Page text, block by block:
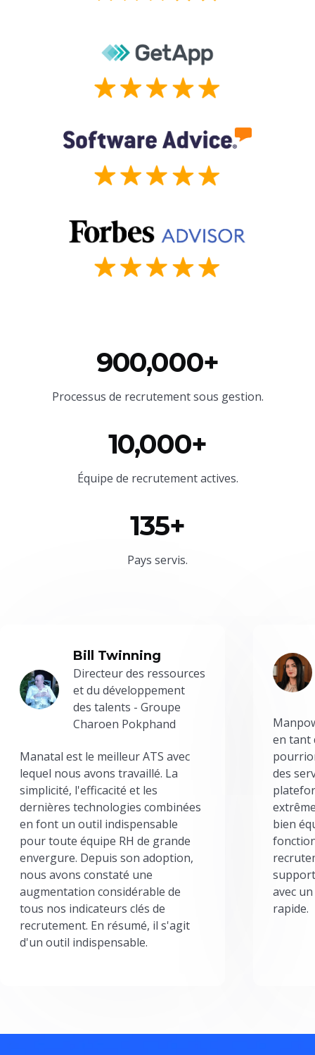
900,000+
Processus de recrutement sous gestion.
10,000+
Équipe de recrutement actives.
135+
Pays servis.
Bill Twinning
Directeur des ressources
et du développement
des talents - Groupe
Charoen Pokphand
Manatal est le meilleur ATS avec
lequel nous avons travaillé. La
simplicité, l'efficacité et les
dernières technologies combinées
en font un outil indispensable
pour toute équipe RH de grande
envergure. Depuis son adoption,
nous avons constaté une
augmentation considérable de
tous nos indicateurs clés de
recrutement. En résumé, il s'agit
d'un outil indispensable.
en tant
des
bien
avec
rapide.